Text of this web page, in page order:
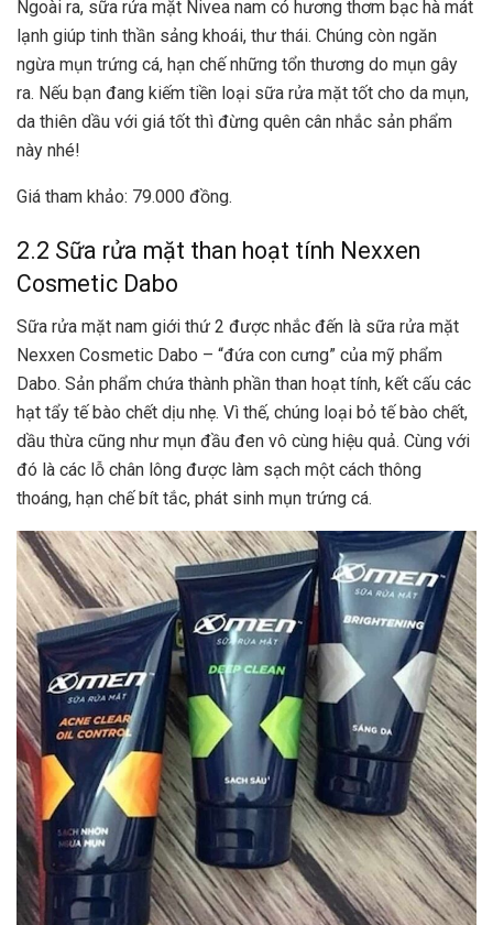
Ngoài ra, sữa rửa mặt Nivea nam có hương thơm bạc hà mát
lạnh giúp tinh thần sảng khoái, thư thái. Chúng còn ngăn
ngừa mụn trứng cá, hạn chế những tổn thương do mụn gây
ra. Nếu bạn đang kiếm tiền loại sữa rửa mặt tốt cho da mụn,
da thiên dầu với giá tốt thì đừng quên cân nhắc sản phẩm
này nhé!
Giá tham khảo: 79.000 đồng.
2.2 Sữa rửa mặt than hoạt tính Nexxen
Cosmetic Dabo
Sữa rửa mặt nam giới thứ 2 được nhắc đến là sữa rửa mặt
Nexxen Cosmetic Dabo – “đứa con cưng” của mỹ phẩm
Dabo. Sản phẩm chứa thành phần than hoạt tính, kết cấu các
hạt tẩy tế bào chết dịu nhẹ. Vì thế, chúng loại bỏ tế bào chết,
dầu thừa cũng như mụn đầu đen vô cùng hiệu quả. Cùng với
đó là các lỗ chân lông được làm sạch một cách thông
thoáng, hạn chế bít tắc, phát sinh mụn trứng cá.